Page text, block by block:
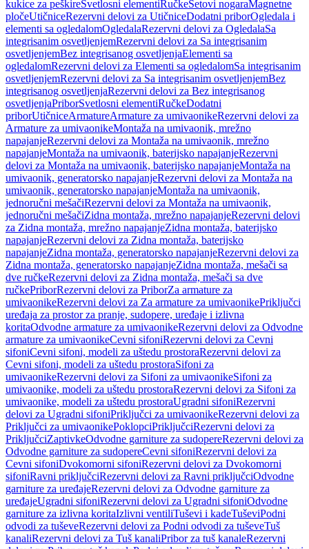
kukice za peškireSvetlosni elementiRučkeSetovi nogaraMagnetne
pločeUtičniceRezervni delovi za UtičniceDodatni priborOgledala i
elementi sa ogledalomOgledalaRezervni delovi za OgledalaSa
integrisanim osvetljenjemRezervni delovi za Sa integrisanim
osvetljenjemBez integrisanog osvetljenjaElementi sa
ogledalomRezervni delovi za Elementi sa ogledalomSa integrisanim
osvetljenjemRezervni delovi za Sa integrisanim osvetljenjemBez
integrisanog osvetljenjaRezervni delovi za Bez integrisanog
osvetljenjaPriborSvetlosni elementiRučkeDodatni
priborUtičniceArmatureArmature za umivaonikeRezervni delovi za
Armature za umivaonikeMontaža na umivaonik, mrežno
napajanjeRezervni delovi za Montaža na umivaonik, mrežno
napajanjeMontaža na umivaonik, baterijsko napajanjeRezervni
delovi za Montaža na umivaonik, baterijsko napajanjeMontaža na
umivaonik, generatorsko napajanjeRezervni delovi za Montaža na
umivaonik, generatorsko napajanjeMontaža na umivaonik,
jednoručni mešačiRezervni delovi za Montaža na umivaonik,
jednoručni mešačiZidna montaža, mrežno napajanjeRezervni delovi
za Zidna montaža, mrežno napajanjeZidna montaža, baterijsko
napajanjeRezervni delovi za Zidna montaža, baterijsko
napajanjeZidna montaža, generatorsko napajanjeRezervni delovi za
Zidna montaža, generatorsko napajanjeZidna montaža, mešači sa
dve ručkeRezervni delovi za Zidna montaža, mešači sa dve
ručkePriborRezervni delovi za PriborZa armature za
umivaonikeRezervni delovi za Za armature za umivaonikePriključci
uređaja za prostor za pranje, sudopere, uređaje i izlivna
koritaOdvodne armature za umivaonikeRezervni delovi za Odvodne
armature za umivaonikeCevni sifoniRezervni delovi za Cevni
sifoniCevni sifoni, modeli za uštedu prostoraRezervni delovi za
Cevni sifoni, modeli za uštedu prostoraSifoni za
umivaonikeRezervni delovi za Sifoni za umivaonikeSifoni za
umivaonike, modeli za uštedu prostoraRezervni delovi za Sifoni za
umivaonike, modeli za uštedu prostoraUgradni sifoniRezervni
delovi za Ugradni sifoniPriključci za umivaonikeRezervni delovi za
Priključci za umivaonikePoklopciPriključciRezervni delovi za
PriključciZaptivkeOdvodne garniture za sudopereRezervni delovi za
Odvodne garniture za sudopereCevni sifoniRezervni delovi za
Cevni sifoniDvokomorni sifoniRezervni delovi za Dvokomorni
sifoniRavni priključciRezervni delovi za Ravni priključciOdvodne
garniture za uređajeRezervni delovi za Odvodne garniture za
uređajeUgradni sifoniRezervni delovi za Ugradni sifoniOdvodne
garniture za izlivna koritaIzlivni ventiliTuševi i kadeTuševiPodni
odvodi za tuševeRezervni delovi za Podni odvodi za tuševeTuš
kanaliRezervni delovi za Tuš kanaliPribor za tuš kanaleRezervni